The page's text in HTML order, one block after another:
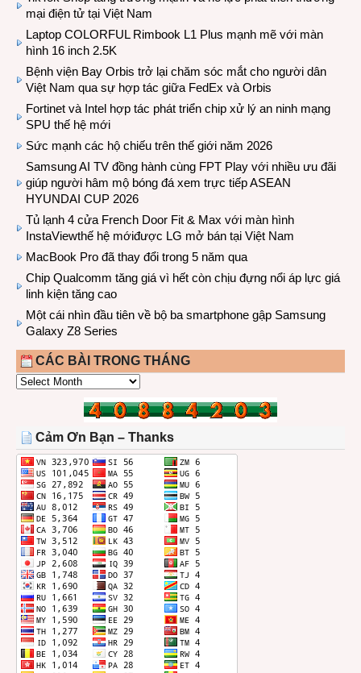
mại điện tử tại Việt Nam
Laptop COLORFUL Rimbook L1 Plus mạnh mẽ với màn
hình 16 inch 2.5K
Bệnh viện Bay Orbis trở lại chăm sóc mắt cho người dân
Việt Nam qua sự hợp tác giữa FedEx và Orbis
Fortinet và Intel hợp tác phát triển chip xử lý an ninh mạng
SPU thế hệ mới
Sức mạnh các hộ chiếu trên thế giới năm 2026
Samsung AI TV đồng hành cùng FPT Play với nhiều ưu đãi
giúp người hâm mộ bóng đá xem trực tiếp ASEAN
HYUNDAI CUP 2026
Tủ lạnh 4 cửa French Door Fit & Max với màn hình
InstaViewthế hệ mớiđược LG mở bán tại Việt Nam
MacBook Pro đã thay đổi trong 5 năm qua
Chip Qualcomm tăng giá vì hết còn chịu đựng nổi áp lực giá
linh kiện tăng cao
Một cái nhìn đầu tiên về bộ ba smartphone gập Samsung
Galaxy Z8 Series
CÁC BÀI TRONG THÁNG
CÁC
THÁNG
Cảm Ơn Bạn – Thanks